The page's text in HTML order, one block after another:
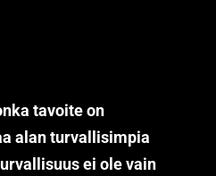
tavoite on
alan turvallisimpia
ei ole vain